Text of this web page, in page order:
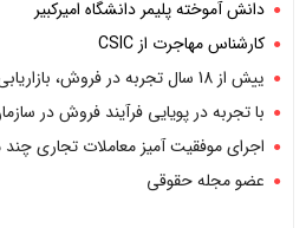
دانش آموخته پلیمر دانشگاه امیرکبیر
کارشناس مهاجرت از CSIC
ییش از 18 سال تجربه در فروش، بازاریابی و توسعه کسب و کار
با تجربه در پویایی فرآیند فروش در
اجرای موفقیت آمیز معاملات تجاری چند
عضو مجله حقوقی